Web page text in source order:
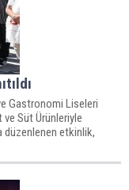
Gastronomi Liseleri
ve Süt Ürünleriyle
düzenlenen etkinlik,